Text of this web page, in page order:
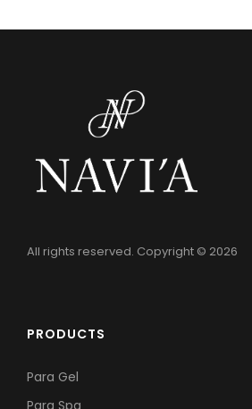
All rights reserved. Copyright © 2026
PRODUCTS
Para Gel
Para Spa